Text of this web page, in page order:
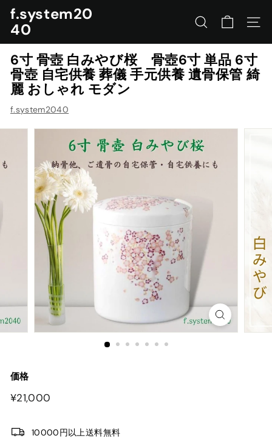
ン
プ
f.system20
40
サイトを検索する
ナビ
6寸 骨壺 白みやび桜 骨壺6寸 単品 6寸
骨壺 自宅供養 葬儀 手元供養 遺骨保管 綺
麗 おしゃれ モダン
f.system2040
価格
¥21,000
10000円以上送料無料